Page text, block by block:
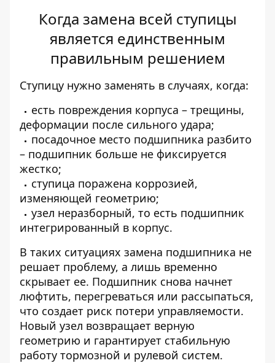
Когда замена всей ступицы
является единственным
правильным решением
Ступицу нужно заменять в случаях, когда:
есть повреждения корпуса – трещины,
деформации после сильного удара;
посадочное место подшипника разбито
– подшипник больше не фиксируется
жестко;
ступица поражена коррозией,
изменяющей геометрию;
узел неразборный, то есть подшипник
интегрированный в корпус.
В таких ситуациях замена подшипника не
решает проблему, а лишь временно
скрывает ее. Подшипник снова начнет
люфтить, перегреваться или рассыпаться,
что создает риск потери управляемости.
Новый узел возвращает верную
геометрию и гарантирует стабильную
работу тормозной и рулевой систем.